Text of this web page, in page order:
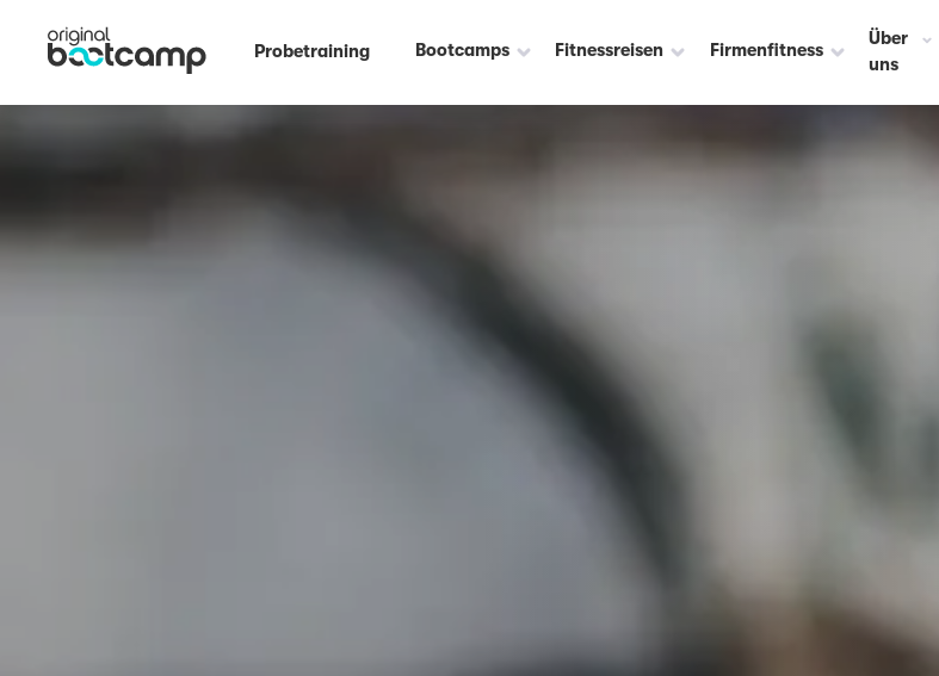
Probetraining Bootcamps Fitnessreisen Firmenfitness
Über
uns